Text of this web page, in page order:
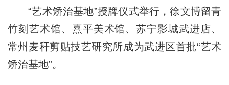
“艺术矫治基地”授牌仪式举行，徐文博留青
竹刻艺术馆、熹平美术馆、苏宁影城武进店、
常州麦秆剪贴技艺研究所成为武进区首批“艺术
矫治基地”。